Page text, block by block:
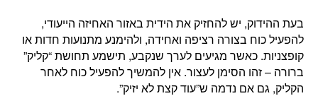
בעת ההידוק, יש להחזיק את הידית באזור האחיזה הייעודי,
להפעיל כוח בצורה רציפה ואחידה, ולהימנע מתנועות חדות או
קופצניות. כאשר מגיעים לערך שנקבע, תישמע תחושת “קליק”
ברורה – זהו הסימן לעצור. אין להמשיך להפעיל כוח לאחר
הקליק, גם אם נדמה ש”עוד קצת לא יזיק”.